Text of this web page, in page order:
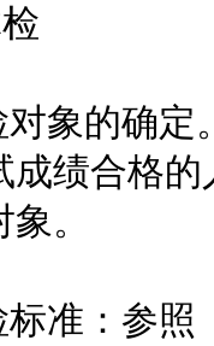
的确定
成绩合格
。
：参照